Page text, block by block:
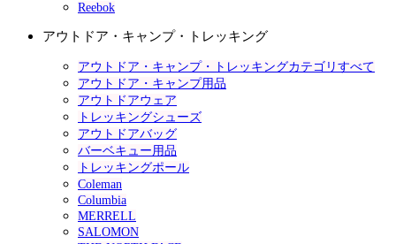
Reebok
アウトドア・キャンプ・トレッキング
アウトドア・キャンプ・トレッキングカテゴリすべて
アウトドア・キャンプ用品
アウトドアウェア
トレッキングシューズ
アウトドアバッグ
バーベキュー用品
トレッキングポール
Coleman
Columbia
MERRELL
SALOMON